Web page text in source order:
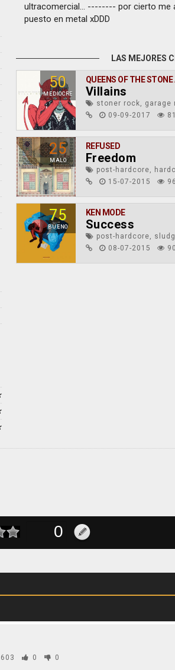
ultracomercial... -------- por cierto me
puesto en metal xDDD
LAS MEJORES
50
MEDIOCRE
QUEENS OF THE STONE
Villains
stoner rock, garage
09-09-2017
25
MALO
REFUSED
Freedom
post-hardcore,
15-07-2015
75
BUENO
KEN MODE
Success
post-hardcore,
08-07-2015
603 0 0